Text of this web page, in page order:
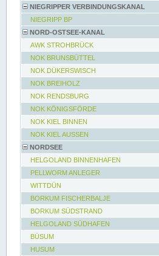
NIEGRIPPER VERBINDUNGSKANAL
NIEGRIPP BP
NORD-OSTSEE-KANAL
AWK STROHBRÜCK
NOK BRUNSBÜTTEL
NOK DÜKERSWISCH
NOK BREIHOLZ
NOK RENDSBURG
NOK KÖNIGSFÖRDE
NOK KIEL BINNEN
NOK KIEL AUSSEN
NORDSEE
HELGOLAND BINNENHAFEN
PELLWORM ANLEGER
WITTDÜN
BORKUM FISCHERBALJE
BORKUM SÜDSTRAND
HELGOLAND SÜDHAFEN
BÜSUM
HUSUM